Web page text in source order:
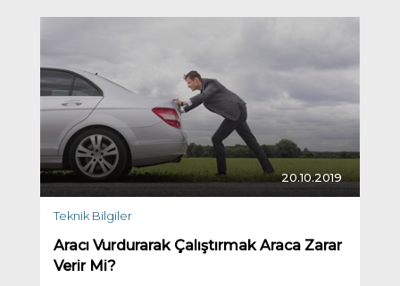
20.10.2019
Teknik Bilgiler
Aracı Vurdurarak Çalıştırmak Araca Zarar
Verir Mi?